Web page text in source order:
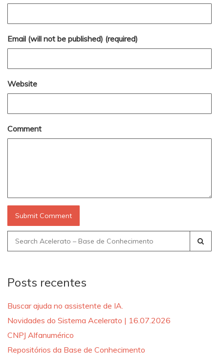
Email (will not be published) (required)
Website
Comment
Search
for:
Posts recentes
Buscar ajuda no assistente de IA.
Novidades do Sistema Acelerato | 16.07.2026
CNPJ Alfanumérico
Repositórios da Base de Conhecimento